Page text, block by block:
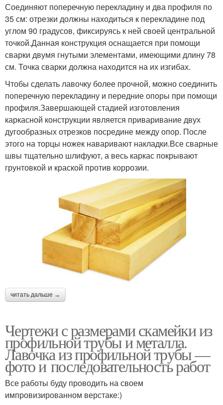
Соединяют поперечную перекладину и два профиля по
35 см: отрезки должны находиться к перекладине под
углом 90 градусов, фиксируясь к ней своей центральной
точкой.Данная конструкция оснащается при помощи
сварки двумя гнутыми элементами, имеющими длину 78
см. Точка сварки должна находится на их изгибах.
Чтобы сделать лавочку более прочной, можно соединить
поперечную перекладину и передние опоры при помощи
профиля.Завершающей стадией изготовления
каркасной конструкции является приваривание двух
дугообразных отрезков посредине между опор. После
этого на торцы ножек наваривают накладки.Все сварные
швы тщательно шлифуют, а весь каркас покрывают
грунтовкой и краской против коррозии.
читать дальше →
Чертежи с размерами скамейки из
профильной трубы и металла.
Лавочка из профильной трубы —
фото и последовательность работ
Все работы буду проводить на своем
импровизированном верстаке:)